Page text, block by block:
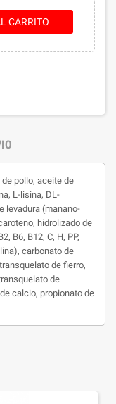
CARRITO
pollo, aceite de
L-lisina, DL-
levadura (manano-
hidrolizado de
B6, B12, C, H, PP,
carbonato de
de fierro,
de
calcio, propionato de